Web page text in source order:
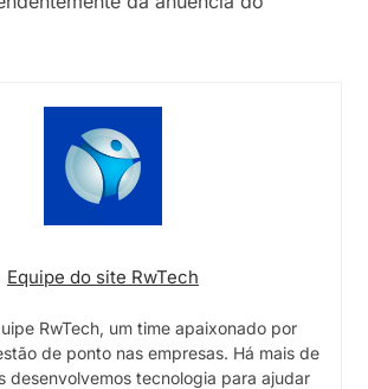
Equipe do site RwTech
RwTech, um time apaixonado por
de ponto nas empresas. Há mais de
desenvolvemos tecnologia para ajudar